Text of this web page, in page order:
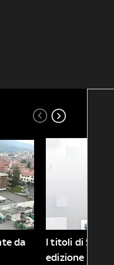
da
I titoli di Sky
edizione delle